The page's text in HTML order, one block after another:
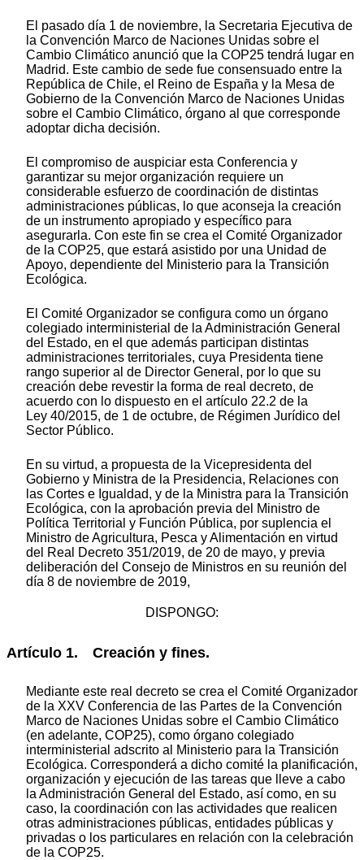
El pasado día 1 de noviembre, la Secretaria Ejecutiva de
la Convención Marco de Naciones Unidas sobre el
Cambio Climático anunció que la COP25 tendrá lugar en
Madrid. Este cambio de sede fue consensuado entre la
República de Chile, el Reino de España y la Mesa de
Gobierno de la Convención Marco de Naciones Unidas
sobre el Cambio Climático, órgano al que corresponde
adoptar dicha decisión.
El compromiso de auspiciar esta Conferencia y
garantizar su mejor organización requiere un
considerable esfuerzo de coordinación de distintas
administraciones públicas, lo que aconseja la creación
de un instrumento apropiado y específico para
asegurarla. Con este fin se crea el Comité Organizador
de la COP25, que estará asistido por una Unidad de
Apoyo, dependiente del Ministerio para la Transición
Ecológica.
El Comité Organizador se configura como un órgano
colegiado interministerial de la Administración General
del Estado, en el que además participan distintas
administraciones territoriales, cuya Presidenta tiene
rango superior al de Director General, por lo que su
creación debe revestir la forma de real decreto, de
acuerdo con lo dispuesto en el artículo 22.2 de la
Ley 40/2015, de 1 de octubre, de Régimen Jurídico del
Sector Público.
En su virtud, a propuesta de la Vicepresidenta del
Gobierno y Ministra de la Presidencia, Relaciones con
las Cortes e Igualdad, y de la Ministra para la Transición
Ecológica, con la aprobación previa del Ministro de
Política Territorial y Función Pública, por suplencia el
Ministro de Agricultura, Pesca y Alimentación en virtud
del Real Decreto 351/2019, de 20 de mayo, y previa
deliberación del Consejo de Ministros en su reunión del
día 8 de noviembre de 2019,
DISPONGO:
Artículo 1. Creación y fines.
Mediante este real decreto se crea el Comité Organizador
de la XXV Conferencia de las Partes de la Convención
Marco de Naciones Unidas sobre el Cambio Climático
(en adelante, COP25), como órgano colegiado
interministerial adscrito al Ministerio para la Transición
Ecológica. Corresponderá a dicho comité la planificación,
organización y ejecución de las tareas que lleve a cabo
la Administración General del Estado, así como, en su
caso, la coordinación con las actividades que realicen
otras administraciones públicas, entidades públicas y
privadas o los particulares en relación con la celebración
de la COP25.